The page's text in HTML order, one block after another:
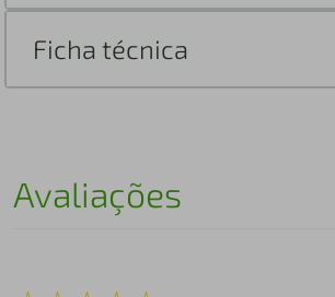
Ficha técnica
Avaliações